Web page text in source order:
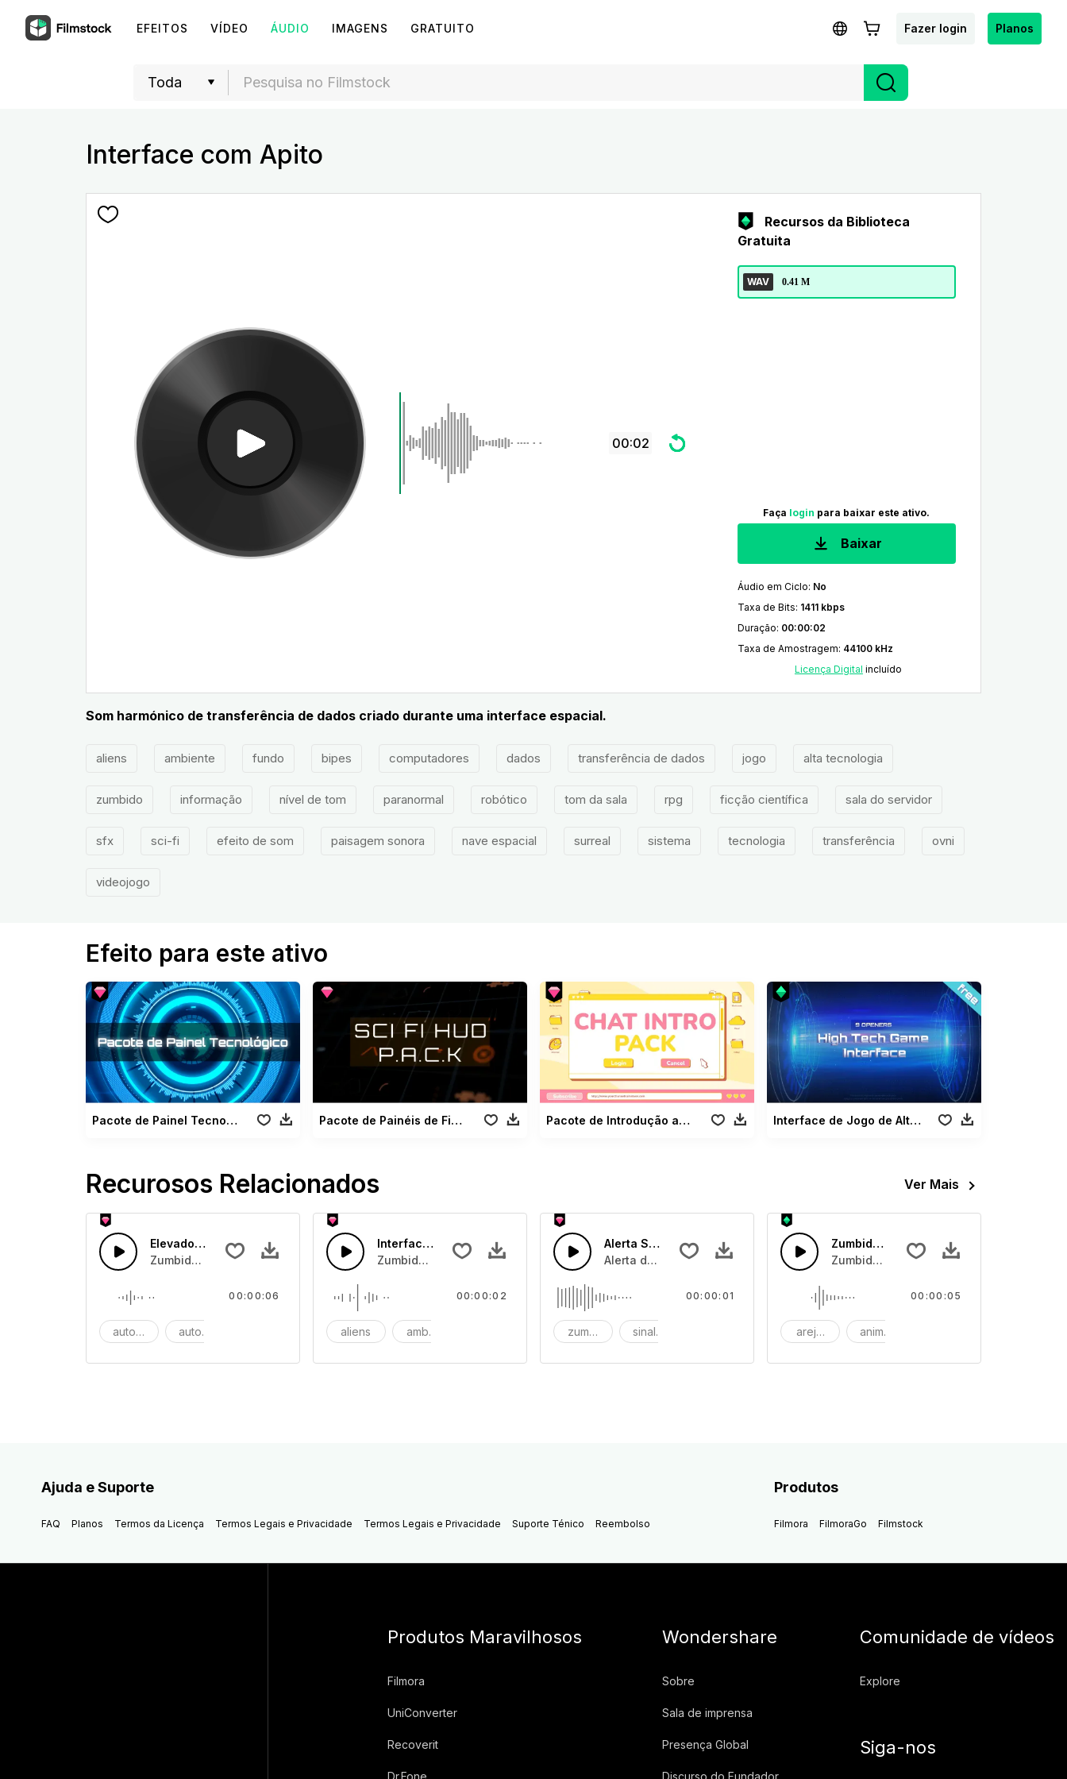
EFEITOS VÍDEO ÁUDIO IMAGENS GRATUITO Fazer login Planos
Interface com Apito
00:02
Recursos da Biblioteca
Gratuita
WAV 0.41 M
Faça login para baixar este ativo.
Baixar
Áudio em Ciclo: No
Taxa de Bits: 1411 kbps
Duração: 00:00:02
Taxa de Amostragem: 44100 kHz
Licença Digital incluído
Som harmónico de transferência de dados criado durante uma interface espacial.
aliens ambiente fundo bipes computadores dados transferência de dados jogo alta tecnologia
zumbido informação nível de tom paranormal robótico tom da sala rpg ficção científica sala do servidor
sfx sci-fi efeito de som paisagem sonora nave espacial surreal sistema tecnologia transferência ovni
videojogo
Efeito para este ativo
Pacote de Painel Tecnológico Pacote de Painéis de Ficção Científica Pacote de Introdução ao Chat Interface de Jogo de Alta Tecnologia
Recurosos Relacionados Ver Mais
Elevador para Automóvel
Zumbido eletrónico terminando com uma batida rápida.
automático automóvel
00:00:06
Interface de Zumbido
Zumbido de alerta que significa interface aberta.
aliens ambiente
00:00:02
Alerta Sonoro
Alerta de som criado através de uma mesa de som.
zumbido sinal sonoro
00:00:01
Zumbido Quebradiço
Zumbido dramático e tremendo.
arejado animação
00:00:05
Ajuda e Suporte
FAQ Planos Termos da Licença Termos Legais e Privacidade Termos Legais e Privacidade Suporte Ténico Reembolso
Produtos
Filmora FilmoraGo Filmstock
Produtos Maravilhosos
Filmora
UniConverter
Recoverit
Dr.Fone
Wondershare
Sobre
Sala de imprensa
Presença Global
Discurso do Fundador
Comunidade de vídeos
Explore
Siga-nos